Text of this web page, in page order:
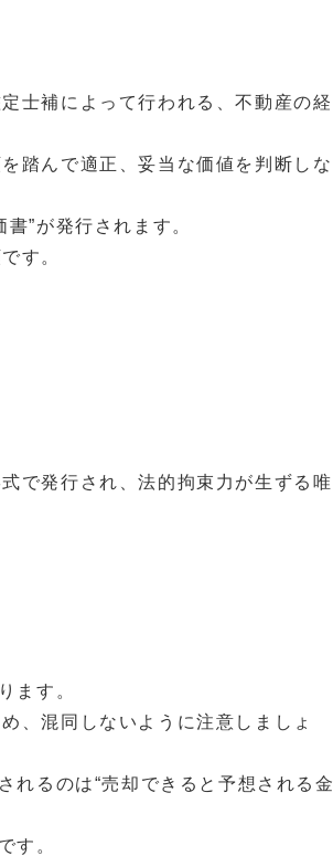
士補によって行われる、不動産の経
踏んで適正、妥当な価値を判断しな
”が発行されます。
す。
で発行され、法的拘束力が生ずる唯
ます。
、混同しないように注意しましょ
れるのは“売却できると予想される金
す。